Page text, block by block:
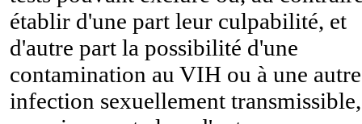
établir d'une part leur culpabilité, et
d'autre part la possibilité d'une
contamination au VIH ou à une autre
infection sexuellement transmissible,